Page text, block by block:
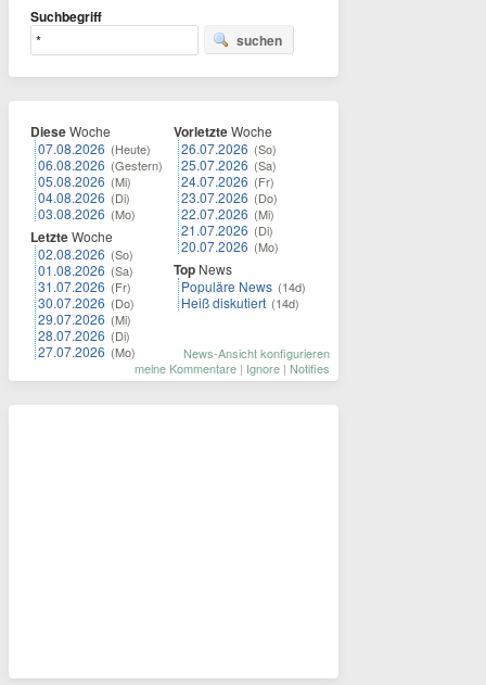
Suchbegriff
suchen
DieseWoche
07.08.2026 (Heute)
06.08.2026 (Gestern)
05.08.2026 (Mi)
04.08.2026 (Di)
03.08.2026 (Mo)
LetzteWoche
02.08.2026 (So)
01.08.2026 (Sa)
31.07.2026 (Fr)
30.07.2026 (Do)
29.07.2026 (Mi)
28.07.2026 (Di)
27.07.2026 (Mo)
VorletzteWoche
26.07.2026 (So)
25.07.2026 (Sa)
24.07.2026 (Fr)
23.07.2026 (Do)
22.07.2026 (Mi)
21.07.2026 (Di)
20.07.2026 (Mo)
Top News
Populäre News (14d)
Heiß diskutiert (14d)
News-Ansicht konfigurieren
meine Kommentare | Ignore | Notifies